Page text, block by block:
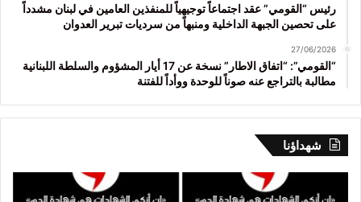
رئيس “القومي” عقد اجتماعاً توجيهياً للمنفذين العامين في لبنان مشدداً
على تحصين الجبهة الداخلية ومنبهاً من سرديات تبرير العدوان
27/06/2026
“القومي”: “اتفاق الاطار” نسخة عن 17 أيار المشؤوم والسلطة اللبنانية
مطالبة بالتراجع عنه صوناً للوحدة ووأداً للفتنة
شهداؤنا